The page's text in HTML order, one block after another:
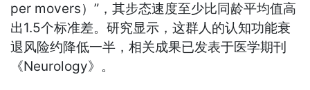
per movers）”，其步态速度至少比同龄平均值高
出1.5个标准差。研究显示，这群人的认知功能衰
退风险约降低一半，相关成果已发表于医学期刊
《Neurology》。